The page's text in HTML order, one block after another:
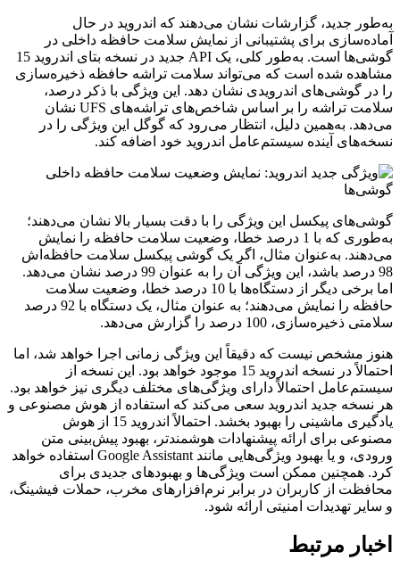
به‌طور جدید، گزارشات نشان می‌دهند که اندروید در حال
آماده‌سازی برای پشتیبانی از نمایش سلامت حافظه داخلی در
گوشی‌ها است. به‌طور کلی، یک API جدید در نسخه بتای اندروید 15
مشاهده شده است که می‌تواند سلامت تراشه حافظه ذخیره‌سازی
را در گوشی‌های اندرویدی نشان دهد. این ویژگی با ذکر درصد،
سلامت تراشه را بر اساس شاخص‌های تراشه‌های UFS نشان
می‌دهد. به‌همین دلیل، انتظار می‌رود که گوگل این ویژگی را در
نسخه‌های آینده سیستم‌عامل اندروید خود اضافه کند.
گوشی‌های پیکسل این ویژگی را با دقت بسیار بالا نشان می‌دهند؛
به‌طوری که با 1 درصد خطا، وضعیت سلامت حافظه را نمایش
می‌دهند. به‌عنوان مثال، اگر یک گوشی پیکسل سلامت حافظه‌اش
98 درصد باشد، این ویژگی آن را به عنوان 99 درصد نشان می‌دهد.
اما برخی دیگر از دستگاه‌ها با 10 درصد خطا، وضعیت سلامت
حافظه را نمایش می‌دهند؛ به عنوان مثال، یک دستگاه با 92 درصد
سلامتی ذخیره‌سازی، 100 درصد را گزارش می‌دهد.
هنوز مشخص نیست که دقیقاً این ویژگی زمانی اجرا خواهد شد، اما
احتمالاً در نسخه اندروید 15 موجود خواهد بود. این نسخه از
سیستم‌عامل احتمالاً دارای ویژگی‌های مختلف دیگری نیز خواهد بود.
هر نسخه جدید اندروید سعی می‌کند که استفاده از هوش مصنوعی و
یادگیری ماشینی را بهبود بخشد. احتمالاً اندروید 15 از هوش
مصنوعی برای ارائه پیشنهادات هوشمندتر، بهبود پیش‌بینی متن
ورودی، و یا بهبود ویژگی‌هایی مانند Google Assistant استفاده خواهد
کرد. همچنین ممکن است ویژگی‌ها و بهبودهای جدیدی برای
محافظت از کاربران در برابر نرم‌افزارهای مخرب، حملات فیشینگ،
و سایر تهدیدات امنیتی ارائه شود.
اخبار مرتبط